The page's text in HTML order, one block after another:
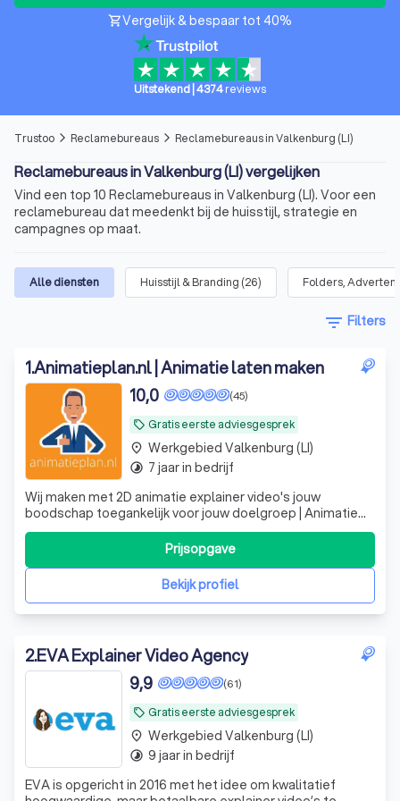
shopping_cartVergelijk & bespaar tot 40%
Uitstekend 4374reviews
Trustoo arrow_forward_ios Reclamebureaus arrow_forward_ios Reclamebureaus in Valkenburg (LI)
Reclamebureaus in Valkenburg (LI) vergelijken
Vind een top 10 Reclamebureaus in Valkenburg (LI). Voor een
reclamebureau dat meedenkt bij de huisstijl, strategie en
campagnes op maat.
Alle diensten Huisstijl & Branding (26) Folders,
filter_list Filters
1.Animatieplan.nl | Animatie laten maken
local_offer Gratis eerste adviesgesprek
(45)
10,0
Wij maken met 2D animatie explainer video's jouw
boodschap toegankelijk voor jouw doelgroep | Animatie
laten maken? | Animatieplan.nl
Bekijk profiel
Prijsopgave
place Werkgebied Valkenburg (LI)
timelapse 7 jaar in bedrijf
2.EVA Explainer Video Agency
local_offer Gratis eerste adviesgesprek
(61)
9,9
EVA is opgericht in 2016 met het idee om kwalitatief
place Werkgebied Valkenburg (LI)
timelapse 9 jaar in bedrijf